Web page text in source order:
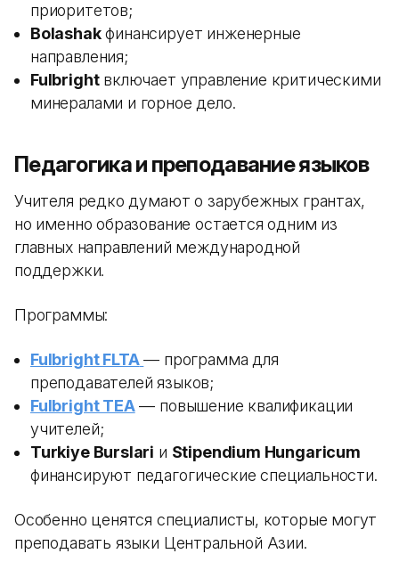
приоритетов;
Bolashakфинансирует инженерные
направления;
Fulbrightвключает управление критическими
минералами и горное дело.
Педагогика и преподавание языков
Учителя редко думают о зарубежных грантах,
но именно образование остается одним из
главных направлений международной
поддержки.
Программы:
Fulbright FLTA — программа для
преподавателей языков;
Fulbright TEA— повышение квалификации
учителей;
Turkiye Burslari и Stipendium Hungaricum
финансируют педагогические специальности.
Особенно ценятся специалисты, которые могут
преподавать языки Центральной Азии.